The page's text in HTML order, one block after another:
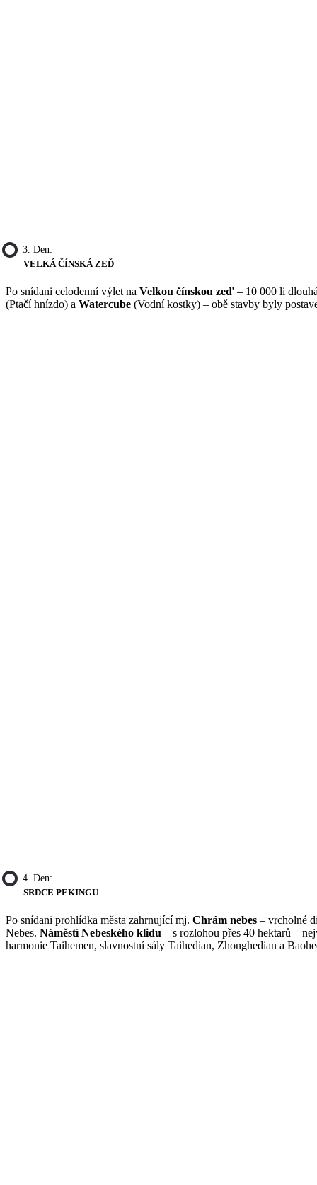
3. Den:
VELKÁ ČÍNSKÁ ZEĎ
Po snídani celodenní výlet na Velkou čínskou zeď – 10 000 li
(Ptačí hnízdo) a Watercube (Vodní kostky) – obě stavby byly
4. Den:
SRDCE PEKINGU
Po snídani prohlídka města zahrnující mj. Chrám nebes – vrcholné
Nebes. Náměstí Nebeského klidu – s rozlohou přes 40 hektarů –
harmonie Taihemen, slavnostní sály Taihedian, Zhonghedian a